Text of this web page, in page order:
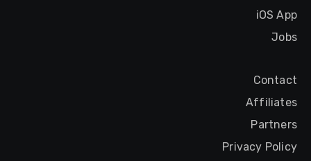
iOS App
Jobs
Contact
Affiliates
Partners
Privacy Policy